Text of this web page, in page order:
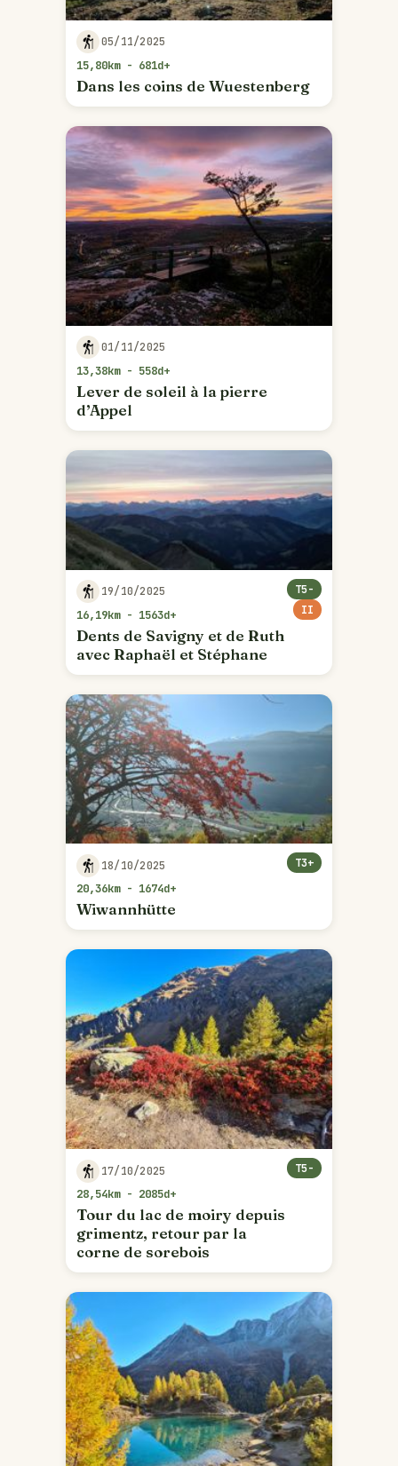
05/11/2025
15,80km - 681d+
Dans les coins de Wuestenberg
01/11/2025
13,38km - 558d+
Lever de soleil à la pierre
d’Appel
19/10/2025
16,19km - 1563d+
Dents de Savigny et de Ruth
avec Raphaël et Stéphane
T5-
II
18/10/2025
20,36km - 1674d+
Wiwannhütte
T3+
17/10/2025
28,54km - 2085d+
Tour du lac de moiry depuis
grimentz, retour par la
corne de sorebois
T5-